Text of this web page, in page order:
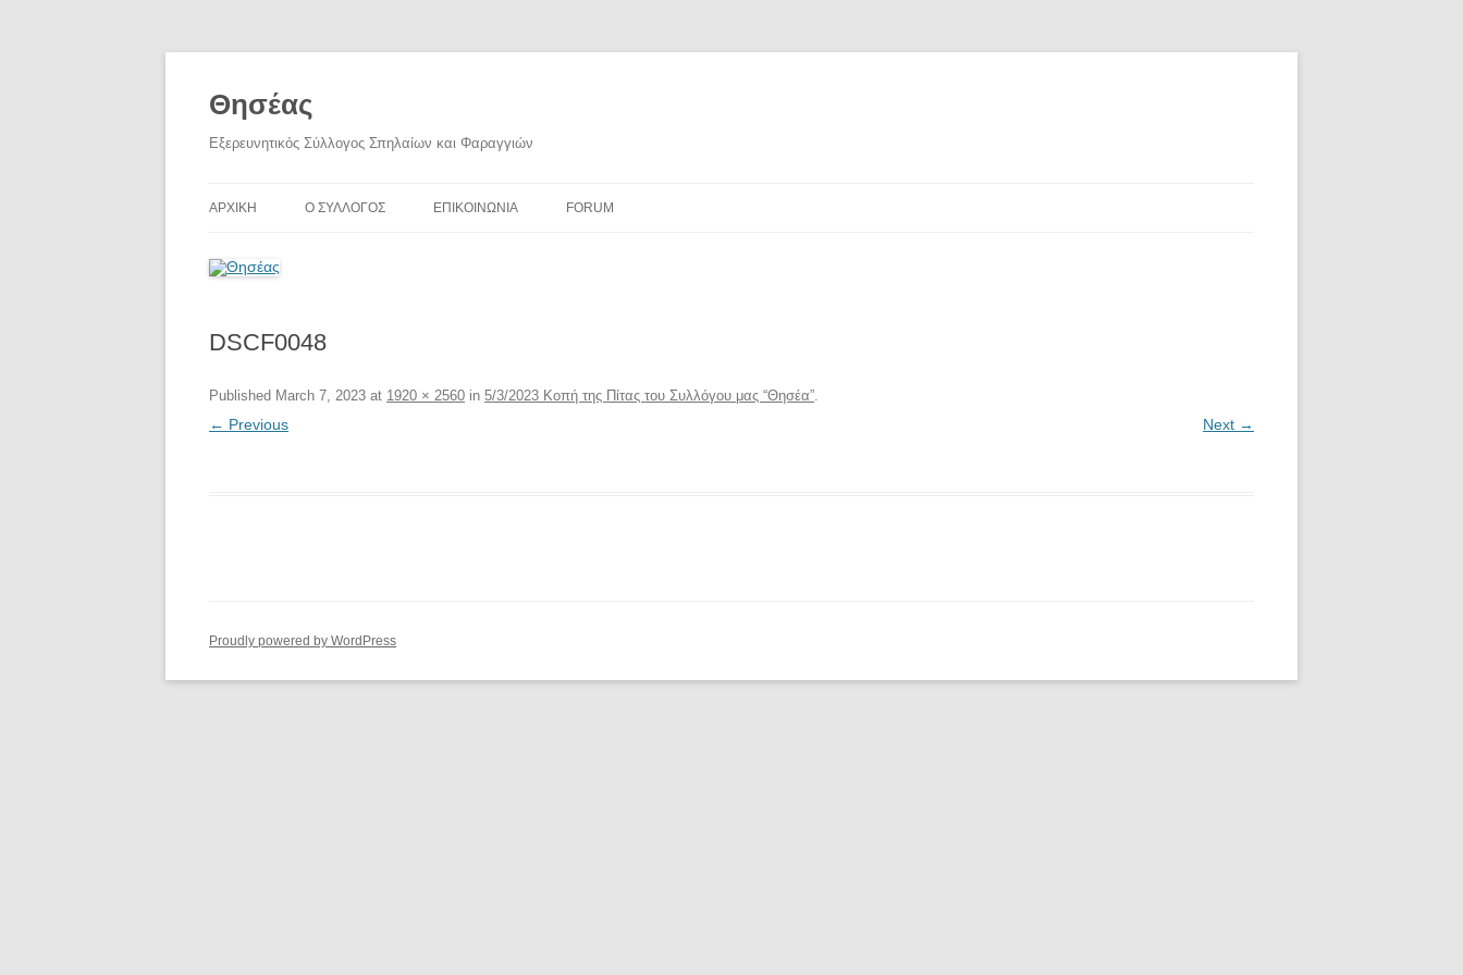
Θησέας
Εξερευνητικός Σύλλογος Σπηλαίων και Φαραγγιών
ΑΡΧΙΚΗ Ο ΣΥΛΛΟΓΟΣ ΕΠΙΚΟΙΝΩΝΙΑ FORUM
DSCF0048
Published March 7, 2023 at 1920 × 2560 in 5/3/2023 Κοπή της Πίτας του Συλλόγου μας “Θησέα”.
← Previous Next →
Proudly powered by WordPress